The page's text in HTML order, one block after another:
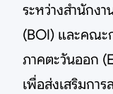
ระหว่างสำนักง
(BOI) และคณะ
ภาคตะวันออก
เพื่อส่งเสริมกา